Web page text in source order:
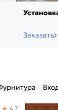
Заказать
4,7